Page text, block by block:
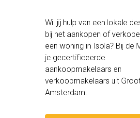
Wil jij hulp van een lokale
bij het aankopen of
een woning in Isola? Bij de
je gecertificeerde
aankoopmakelaars en
verkoopmakelaars uit
Amsterdam.